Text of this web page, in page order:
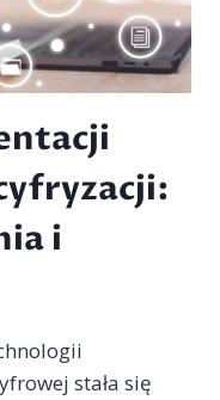
i
stała się